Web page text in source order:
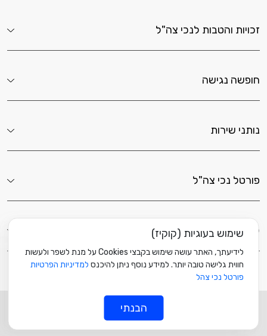
שימוש בעוגיות (קוקיז)
לידיעתך, האתר עושה שימוש בקבצי Cookies על מנת לשפר ולעשות
חווית גלישה טובה יותר. למידע נוסף ניתן להיכנס למדיניות הפרטיות
פורטל נכי צהל
הבנתי
זכויות והטבות לנכי צה"ל
חופשה נגישה
נותני שירות
פורטל נכי צה"ל
לשירותך כאן
מוזה
ליצירת קשר עם פורטל נכי צה"ל